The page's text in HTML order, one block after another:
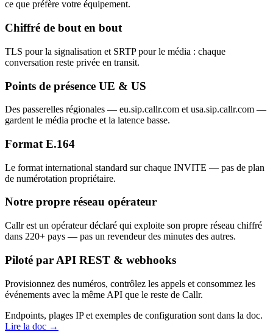
ce que préfère votre équipement.
Chiffré de bout en bout
TLS pour la signalisation et SRTP pour le média : chaque
conversation reste privée en transit.
Points de présence UE & US
Des passerelles régionales — eu.sip.callr.com et usa.sip.callr.com —
gardent le média proche et la latence basse.
Format E.164
Le format international standard sur chaque INVITE — pas de plan
de numérotation propriétaire.
Notre propre réseau opérateur
Callr est un opérateur déclaré qui exploite son propre réseau chiffré
dans 220+ pays — pas un revendeur des minutes des autres.
Piloté par API REST & webhooks
Provisionnez des numéros, contrôlez les appels et consommez les
événements avec la même API que le reste de Callr.
Endpoints, plages IP et exemples de configuration sont dans la doc.
Lire la doc →